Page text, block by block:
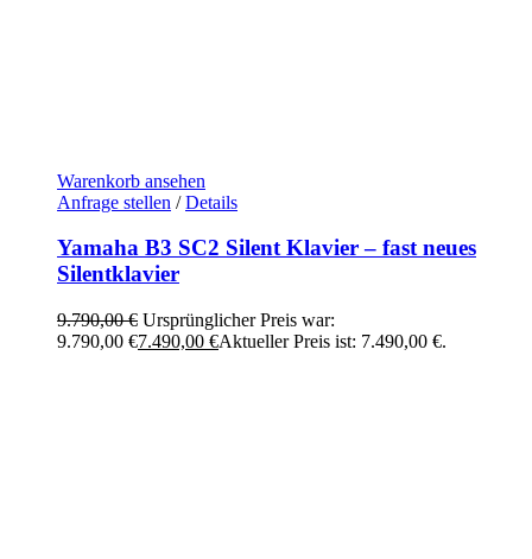
Warenkorb ansehen
Anfrage stellen / Details
Yamaha B3 SC2 Silent Klavier – fast neues
Silentklavier
9.790,00€ Ursprünglicher Preis war:
9.790,00 €7.490,00 €Aktueller Preis ist: 7.490,00 €.